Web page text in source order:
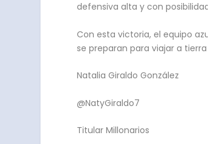
defensiva alta y con
Con esta victoria, el equipo
se preparan para viajar a
Natalia Giraldo González
@NatyGiraldo7
Titular Millonarios